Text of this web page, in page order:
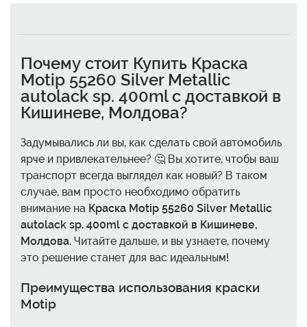
Почему стоит Купить Краска
Motip 55260 Silver Metallic
autolack sp. 400ml с доставкой в
Кишиневе, Молдова?
Задумывались ли вы, как сделать свой автомобиль
ярче и привлекательнее? 🤔 Вы хотите, чтобы ваш
транспорт всегда выглядел как новый? В таком
случае, вам просто необходимо обратить
внимание на Краска Motip 55260 Silver Metallic
autolack sp. 400ml с доставкой в Кишиневе,
Молдова. Читайте дальше, и вы узнаете, почему
это решение станет для вас идеальным!
Преимущества использования краски
Motip